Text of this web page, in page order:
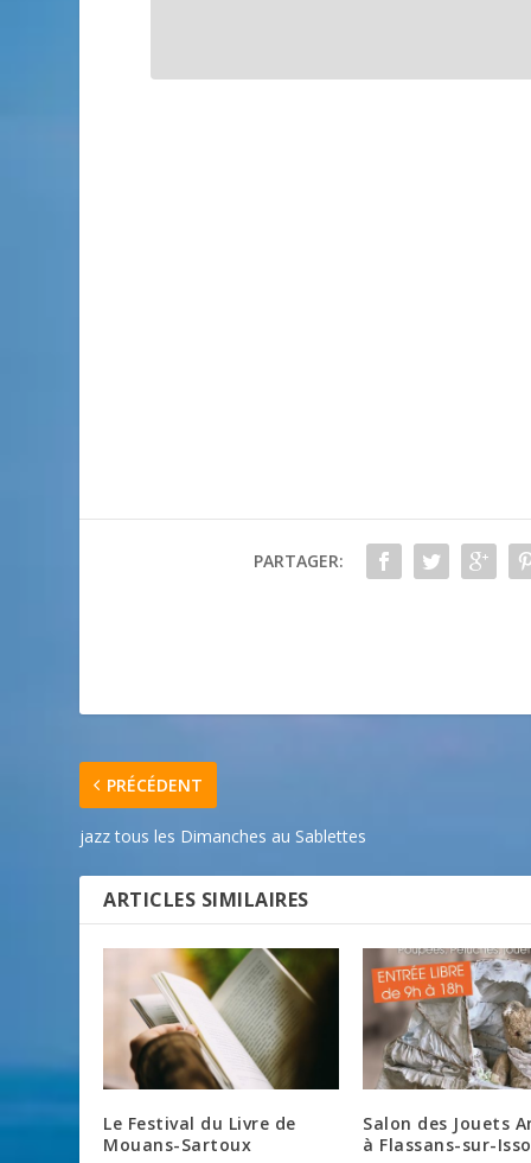
PARTAGER:
PRÉCÉDENT
jazz tous les Dimanches au Sablettes
ARTICLES SIMILAIRES
Le Festival du Livre de
Mouans-Sartoux
Salon des Jouets
à Flassans-sur-